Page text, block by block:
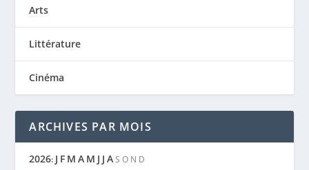
Arts
Littérature
Cinéma
ARCHIVES PAR MOIS
2026: J F M A M J J A S O N D